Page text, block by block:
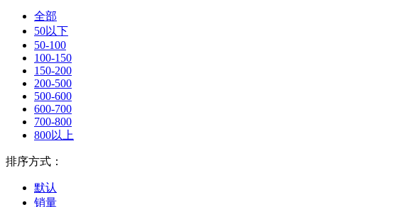
全部
50以下
50-100
100-150
150-200
200-500
500-600
600-700
700-800
800以上
排序方式：
默认
销量